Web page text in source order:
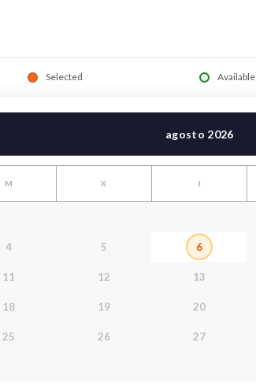
Selected Available
agosto 2026
M X J
4 5 6
11 12 13
18 19 20
25 26 27